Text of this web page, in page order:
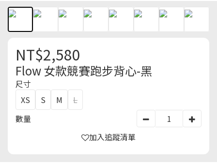
NT$2,580
Flow 女款競賽跑步背心-黑
尺寸
XS
S M
L
數量
加入追蹤清單